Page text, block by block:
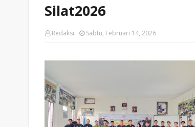
Silat2026
Redaksi Sabtu, Februari 14, 2026